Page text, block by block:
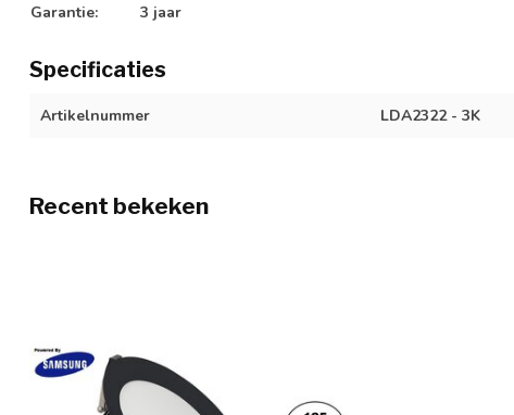
Garantie:
3 jaar
Specificaties
Artikelnummer LDA2322 - 3K
Recent bekeken